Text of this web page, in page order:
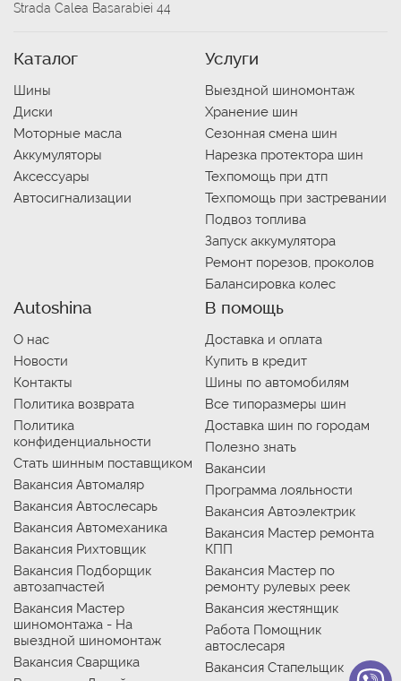
Strada Calea Basarabiei 44
Каталог
Шины
Диски
Моторные масла
Аккумуляторы
Аксессуары
Автосигнализации
Услуги
Выездной шиномонтаж
Хранение шин
Сезонная смена шин
Нарезка протектора шин
Техпомощь при дтп
Техпомощь при застревании
Подвоз топлива
Запуск аккумулятора
Ремонт порезов, проколов
Балансировка колес
Autoshina
О нас
Новости
Контакты
Политика возврата
Политика
конфиденциальности
Стать шинным поставщиком
Вакансия Автомаляр
Вакансия Автослесарь
Вакансия Автомеханика
Вакансия Рихтовщик
Вакансия Подборщик
автозапчастей
Вакансия Мастер
шиномонтажа - На
выездной шиномонтаж
Вакансия Сварщика
В помощь
Доставка и оплата
Купить в кредит
Шины по автомобилям
Все типоразмеры шин
Доставка шин по городам
Полезно знать
Вакансии
Программа лояльности
Вакансия Автоэлектрик
Вакансия Мастер ремонта
КПП
Вакансия Мастер по
ремонту рулевых реек
Вакансия жестянщик
Работа Помощник
автослесаря
Вакансия Стапельщик